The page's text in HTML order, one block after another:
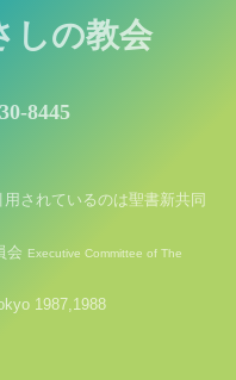
しの教会
8445
されているのは聖書新共同
会 Executive Committee of The
1987,1988